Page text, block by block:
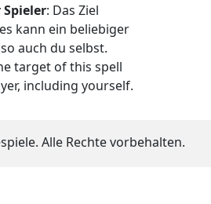
: Das Ziel
kann ein beliebiger
auch du selbst.
target of this spell
including yourself.
Alle Rechte vorbehalten.